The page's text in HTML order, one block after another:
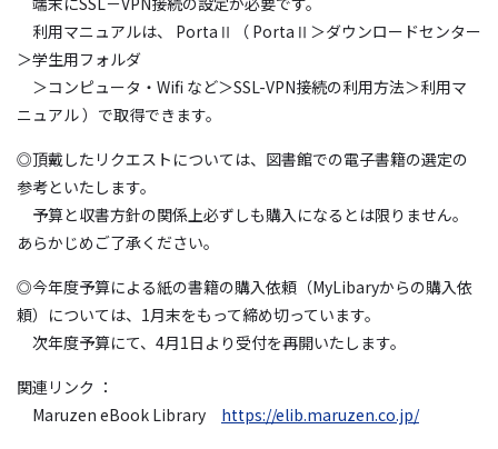
利用マニュアルは、 PortaⅡ（ PortaⅡ＞ダウンロードセンター
＞学生用フォルダ
＞コンピュータ・Wifi など＞SSL-VPN接続の利用方法＞利用マ
ニュアル ）で取得できます。
◎頂戴したリクエストについては、図書館での電子書籍の選定の
参考といたします。
予算と収書方針の関係上必ずしも購入になるとは限りません。
あらかじめご了承ください。
◎今年度予算による紙の書籍の購入依頼（MyLibaryからの購入依
頼）については、1月末をもって締め切っています。
次年度予算にて、4月1日より受付を再開いたします。
関連リンク ：
Maruzen eBook Library https://elib.maruzen.co.jp/